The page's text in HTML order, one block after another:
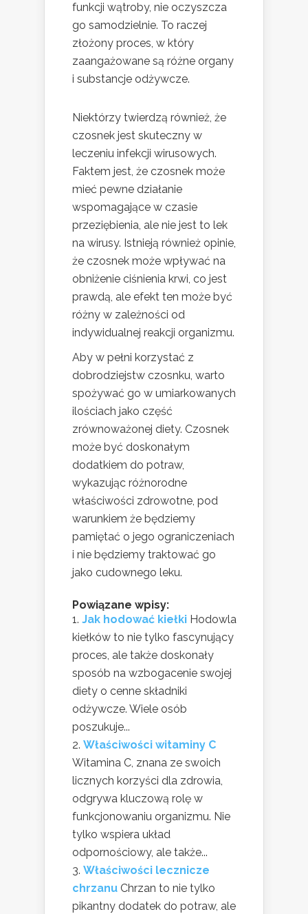
funkcji wątroby, nie oczyszcza
go samodzielnie. To raczej
złożony proces, w który
zaangażowane są różne organy
i substancje odżywcze.
Niektórzy twierdzą również, że
czosnek jest skuteczny w
leczeniu infekcji wirusowych.
Faktem jest, że czosnek może
mieć pewne działanie
wspomagające w czasie
przeziębienia, ale nie jest to lek
na wirusy. Istnieją również opinie,
że czosnek może wpływać na
obniżenie ciśnienia krwi, co jest
prawdą, ale efekt ten może być
różny w zależności od
indywidualnej reakcji organizmu.
Aby w pełni korzystać z
dobrodziejstw czosnku, warto
spożywać go w umiarkowanych
ilościach jako część
zrównoważonej diety. Czosnek
może być doskonałym
dodatkiem do potraw,
wykazując różnorodne
właściwości zdrowotne, pod
warunkiem że będziemy
pamiętać o jego ograniczeniach
i nie będziemy traktować go
jako cudownego leku.
Powiązane wpisy:
Jak hodować kiełki Hodowla
kiełków to nie tylko fascynujący
proces, ale także doskonały
sposób na wzbogacenie swojej
diety o cenne składniki
odżywcze. Wiele osób
poszukuje...
Właściwości witaminy C
Witamina C, znana ze swoich
licznych korzyści dla zdrowia,
odgrywa kluczową rolę w
funkcjonowaniu organizmu. Nie
tylko wspiera układ
odpornościowy, ale także...
Właściwości lecznicze
chrzanu Chrzan to nie tylko
pikantny dodatek do potraw, ale